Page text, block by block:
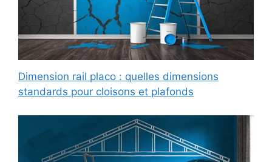
Dimension rail placo : quelles dimensions
standards pour cloisons et plafonds